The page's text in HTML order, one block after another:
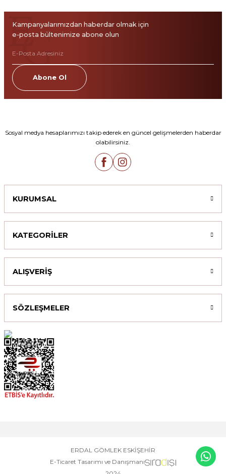
Kampanyalarımızdan haberdar olmak için
e-posta bültenimize abone olun
Abone Ol
Sosyal medya hesaplarımızı takip ederek en güncel gelişmelerden haberdar
olabilirsiniz.
KURUMSAL
KATEGORİLER
ALIŞVERİŞ
SÖZLEŞMELER
ERDAL GÖMLEK ESKİŞEHİR
E-Ticaret Tasarımı ve Danışmanı